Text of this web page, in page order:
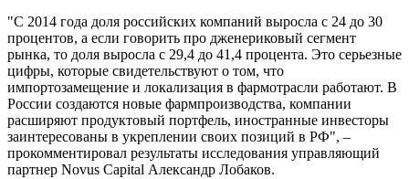
"С 2014 года доля российских компаний выросла с 24 до 30
процентов, а если говорить про дженериковый сегмент
рынка, то доля выросла с 29,4 до 41,4 процента. Это серьезные
цифры, которые свидетельствуют о том, что
импортозамещение и локализация в фармотрасли работают. В
России создаются новые фармпроизводства, компании
расширяют продуктовый портфель, иностранные инвесторы
заинтересованы в укреплении своих позиций в РФ", –
прокомментировал результаты исследования управляющий
партнер Novus Capital Александр Лобаков.